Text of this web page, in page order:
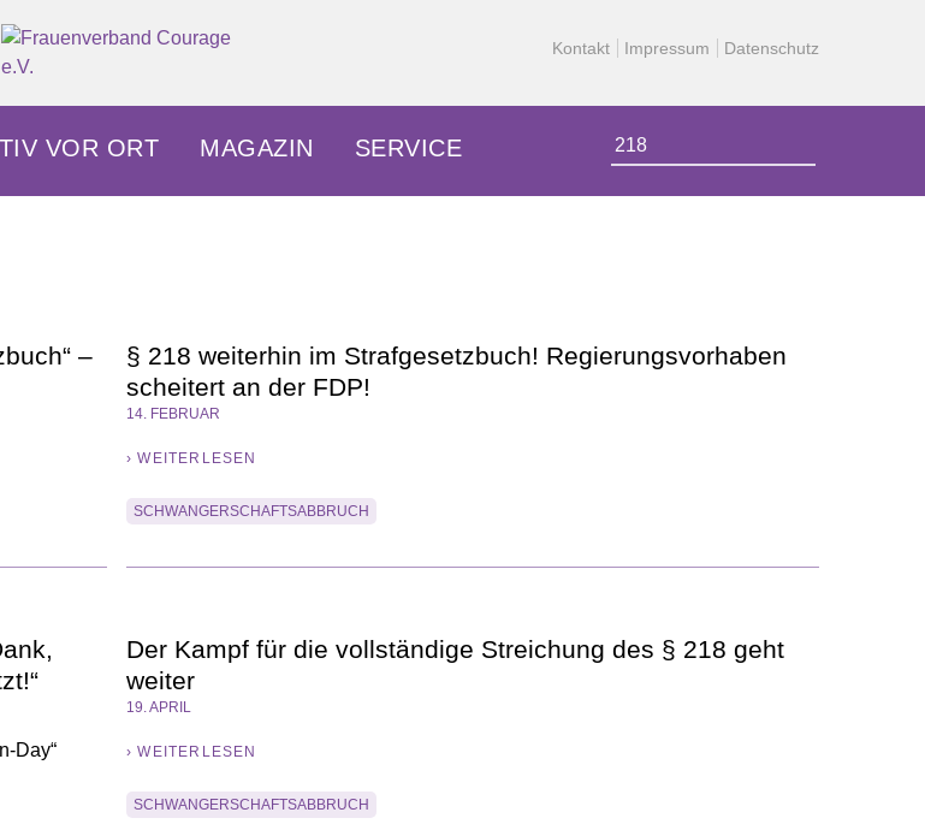
Kontakt Impressum Datenschutz
VOR ORT MAGAZIN SERVICE
nach:
–
§ 218 weiterhin im Strafgesetzbuch! Regierungsvorhaben
scheitert an der FDP!
14. FEBRUAR
› WEITERLESEN
SCHWANGERSCHAFTSABBRUCH
Day“
Der Kampf für die vollständige Streichung des § 218 geht
weiter
19. APRIL
› WEITERLESEN
SCHWANGERSCHAFTSABBRUCH